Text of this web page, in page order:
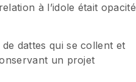
à l’idole était opacité
de dattes qui se collent et
un projet